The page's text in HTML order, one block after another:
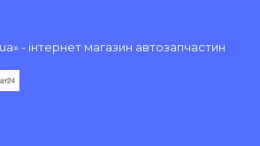
- інтернет магазин автозапчастин